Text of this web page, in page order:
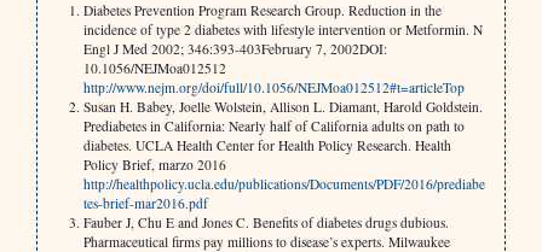
Diabetes Prevention Program Research Group. Reduction in the
incidence of type 2 diabetes with lifestyle intervention or Metformin. N
Engl J Med 2002; 346:393-403February 7, 2002DOI:
10.1056/NEJMoa012512
http://www.nejm.org/doi/full/10.1056/NEJMoa012512#t=articleTop
Susan H. Babey, Joelle Wolstein, Allison L. Diamant, Harold Goldstein.
Prediabetes in California: Nearly half of California adults on path to
diabetes. UCLA Health Center for Health Policy Research. Health
Policy Brief, marzo 2016
http://healthpolicy.ucla.edu/publications/Documents/PDF/2016/prediabe
tes-brief-mar2016.pdf
Fauber J, Chu E and Jones C. Benefits of diabetes drugs dubious.
Pharmaceutical firms pay millions to disease’s experts. Milwaukee